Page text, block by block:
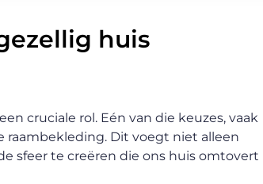
huis
cruciale rol. Eén van die keuzes, vaak
raambekleding. Dit voegt niet alleen
sfeer te creëren die ons huis omtovert